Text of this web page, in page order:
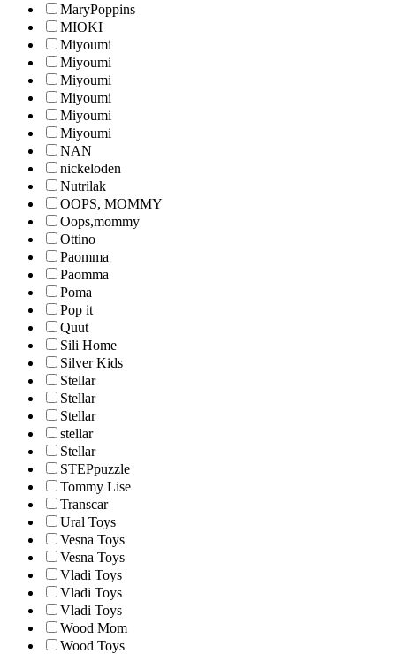
MaryPoppins
MIOKI
Miyoumi
Miyoumi
Miyoumi
Miyoumi
Miyoumi
Miyoumi
NAN
nickeloden
Nutrilak
OOPS, MOMMY
Oops,mommy
Ottino
Paomma
Paomma
Poma
Pop it
Quut
Sili Home
Silver Kids
Stellar
Stellar
Stellar
stellar
Stellar
STEPpuzzle
Tommy Lise
Transcar
Ural Toys
Vesna Toys
Vesna Toys
Vladi Toys
Vladi Toys
Vladi Toys
Wood Mom
Wood Toys